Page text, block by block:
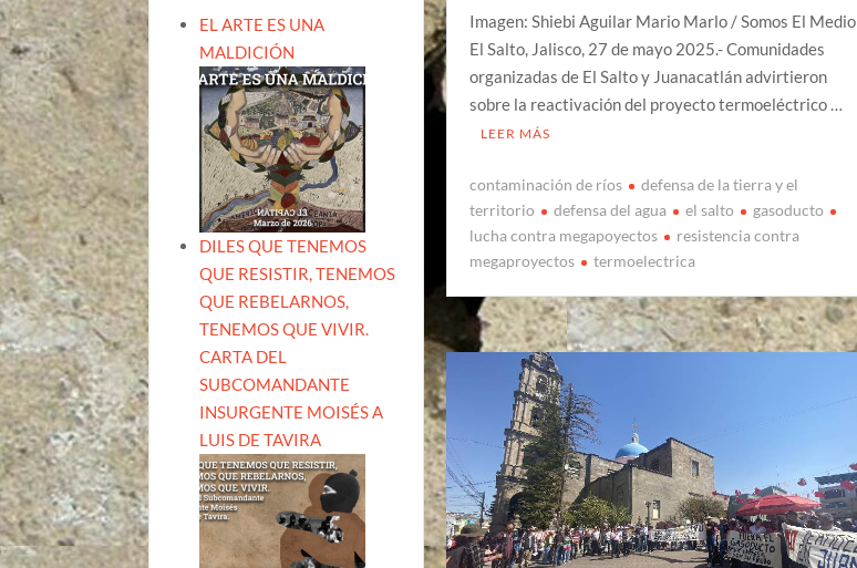
Imagen: Shiebi Aguilar Mario Marlo / Somos El Medio
El Salto, Jalisco, 27 de mayo 2025.- Comunidades
organizadas de El Salto y Juanacatlán advirtieron
sobre la reactivación del proyecto termoeléctrico …
LEER MÁS
contaminación de ríos
defensa de la tierra y el
territorio
defensa del agua el salto
gasoducto
lucha contra megapoyectos
resistencia contra
megaproyectos
termoelectrica
EL ARTE ES UNA
MALDICIÓN
DILES QUE TENEMOS
QUE RESISTIR, TENEMOS
QUE REBELARNOS,
TENEMOS QUE VIVIR.
CARTA DEL
SUBCOMANDANTE
INSURGENTE MOISÉS A
LUIS DE TAVIRA